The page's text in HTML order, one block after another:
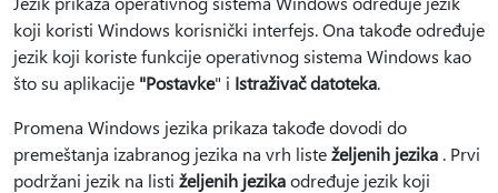
koji koristi Windows korisnički interfejs. Ona takođe određuje
jezik koji koriste funkcije operativnog sistema Windows kao
što su aplikacije "Postavke" i Istraživač datoteka.
Promena Windows jezika prikaza takođe dovodi do
premeštanja izabranog jezika na vrh listeželjenih jezika . Prvi
podržani jezik na listi željenih jezikaodređuje jezik koji